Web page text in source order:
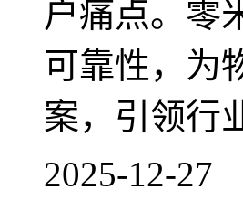
户痛点。零
可靠性，为
案，引领行
2025-12-27